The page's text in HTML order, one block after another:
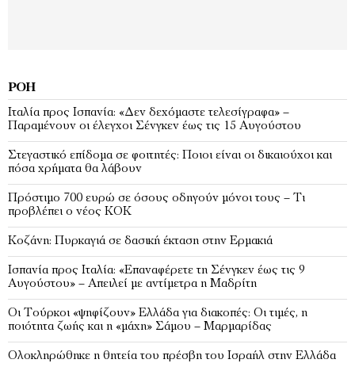
ΡΟΉ
Ιταλία προς Ισπανία: «Δεν δεχόμαστε τελεσίγραφα» –
Παραμένουν οι έλεγχοι Σένγκεν έως τις 15 Αυγούστου
Στεγαστικό επίδομα σε φοιτητές: Ποιοι είναι οι δικαιούχοι και
πόσα χρήματα θα λάβουν
Πρόστιμο 700 ευρώ σε όσους οδηγούν μόνοι τους – Τι
προβλέπει ο νέος ΚΟΚ
Κοζάνη: Πυρκαγιά σε δασική έκταση στην Ερμακιά
Ισπανία προς Ιταλία: «Επαναφέρετε τη Σένγκεν έως τις 9
Αυγούστου» – Απειλεί με αντίμετρα η Μαδρίτη
Οι Τούρκοι «ψηφίζουν» Ελλάδα για διακοπές: Οι τιμές, η
ποιότητα ζωής και η «μάχη» Σάμου – Μαρμαρίδας
Ολοκληρώθηκε η θητεία του πρέσβη του Ισραήλ στην Ελλάδα